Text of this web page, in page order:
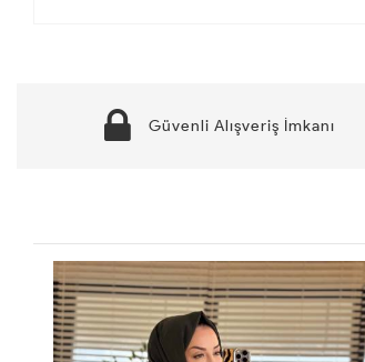
Güvenli Alışveriş İmkanı